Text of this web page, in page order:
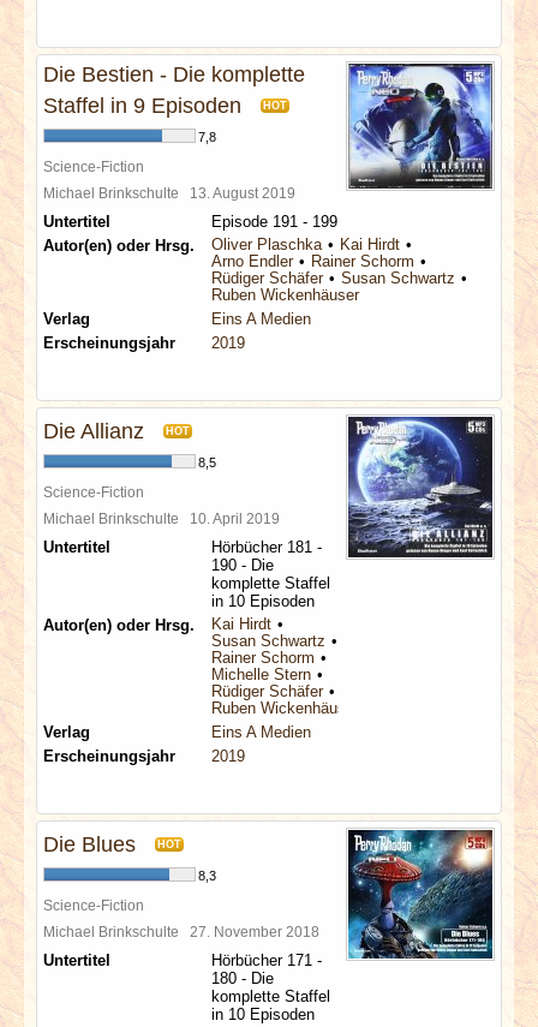
Die Bestien - Die komplette
Staffel in 9 Episoden
HOT
7,8
Science-Fiction
Michael Brinkschulte 13. August 2019
Untertitel
Episode 191 - 199
Autor(en) oder Hrsg.
Oliver Plaschka
Kai Hirdt
Arno Endler
Rainer Schorm
Rüdiger Schäfer
Susan Schwartz
Ruben Wickenhäuser
Verlag
Eins A Medien
Erscheinungsjahr
2019
Die Allianz HOT
8,5
Science-Fiction
Michael Brinkschulte 10. April 2019
Untertitel
Hörbücher 181 -
190 - Die
komplette Staffel
in 10 Episoden
Autor(en) oder Hrsg.
Kai Hirdt
Susan Schwartz
Rainer Schorm
Michelle Stern
Rüdiger Schäfer
Ruben Wickenhäuser
Verlag
Eins A Medien
Erscheinungsjahr
2019
Die Blues HOT
8,3
Science-Fiction
Michael Brinkschulte 27. November 2018
Untertitel
Hörbücher 171 -
180 - Die
komplette Staffel
in 10 Episoden